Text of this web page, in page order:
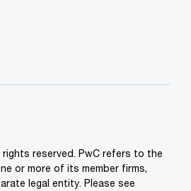
rights reserved. PwC refers to the
or more of its member firms,
legal entity. Please see